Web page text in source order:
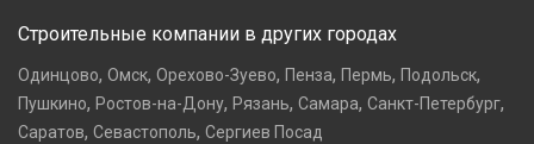
Строительные компании в других городах
Одинцово, Омск, Орехово-Зуево, Пенза, Пермь, Подольск,
Пушкино, Ростов-на-Дону, Рязань, Самара, Санкт-Петербург,
Саратов, Севастополь, Сергиев Посад